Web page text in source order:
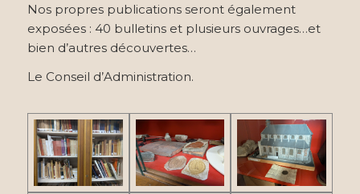
Nos propres publications seront également
exposées : 40 bulletins et plusieurs ouvrages…et
bien d’autres découvertes…
Le Conseil d’Administration.